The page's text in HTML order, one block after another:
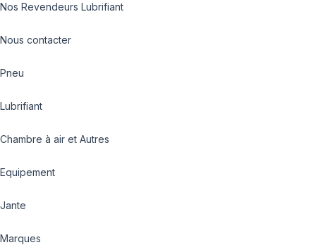
Nos Revendeurs Lubrifiant
Nous contacter
Pneu
Lubrifiant
Chambre à air et Autres
Equipement
Jante
Marques